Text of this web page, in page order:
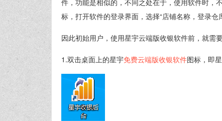
件，功能是相似的，不同之处在于，使用软件时，
标，打开软件的登录界面，选择“店铺名称，登录仓
因此初始用户，使用星宇云端版收银软件前，就需
1.双击桌面上的星宇免费云端版收银软件图标，即